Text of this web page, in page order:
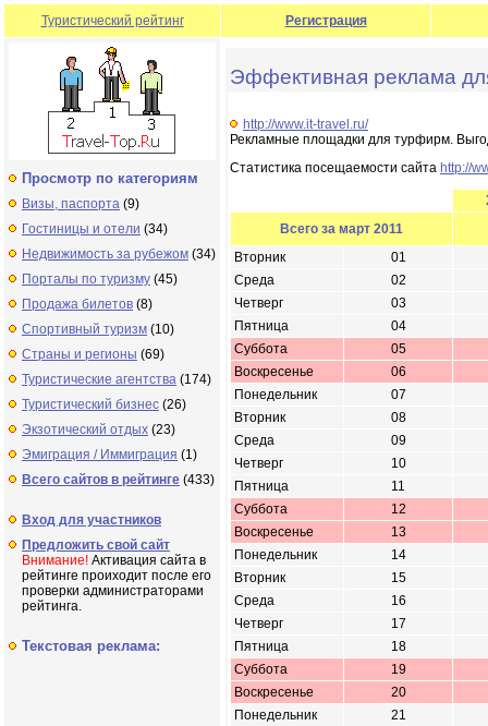
Туристический рейтинг Регистрация
Просмотр по категориям
Визы, паспорта (9)
Гостиницы и отели (34)
Недвижимость за рубежом (34)
Порталы по туризму (45)
Продажа билетов (8)
Спортивный туризм (10)
Страны и регионы (69)
Туристические агентства (174)
Туристический бизнес (26)
Экзотический отдых (23)
Эмиграция / Иммиграция (1)
Всего сайтов в рейтинге (433)
Вход для участников
Предложить свой сайт
Внимание! Активация сайта в
рейтинге проиходит после его
проверки администраторами
рейтинга.
Текстовая реклама:
Эффективная реклама
http://www.it-travel.ru/
Рекламные площадки для турфирм.
Статистика посещаемости сайта http://
Всего за март 2011
Вторник
01
Среда
02
Четверг
03
Пятница
04
Суббота
05
Воскресенье
06
Понедельник
07
Вторник
08
Среда
09
Четверг
10
Пятница
11
Суббота
12
Воскресенье
13
Понедельник
14
Вторник
15
Среда
16
Четверг
17
Пятница
18
Суббота
19
Воскресенье
20
Понедельник
21